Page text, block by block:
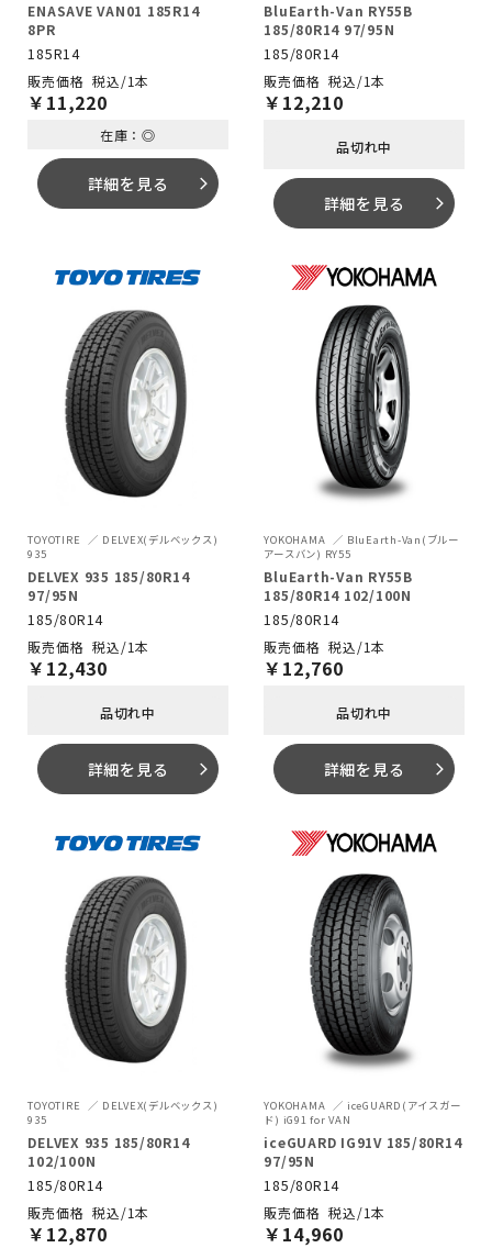
ENASAVE VAN01 185R14
8PR
185R14
税込/1本
￥ 11,220
在庫：◎
詳細を見る arrow_forward_ios
BluEarth-Van RY55B
185/80R14 97/95N
185/80R14
税込/1本
￥ 12,210
品切れ中
詳細を見る arrow_forward_ios
TOYOTIRE
DELVEX(デルベックス)
935
DELVEX 935 185/80R14
97/95N
185/80R14
税込/1本
￥ 12,430
品切れ中
詳細を見る arrow_forward_ios
YOKOHAMA
BluEarth-Van(ブルー
アースバン) RY55
BluEarth-Van RY55B
185/80R14 102/100N
185/80R14
税込/1本
￥ 12,760
品切れ中
詳細を見る arrow_forward_ios
TOYOTIRE
DELVEX(デルベックス)
935
DELVEX 935 185/80R14
102/100N
185/80R14
税込/1本
￥ 12,870
YOKOHAMA
iceGUARD(アイスガー
ド) iG91 for VAN
iceGUARD IG91V 185/80R14
97/95N
185/80R14
税込/1本
￥ 14,960